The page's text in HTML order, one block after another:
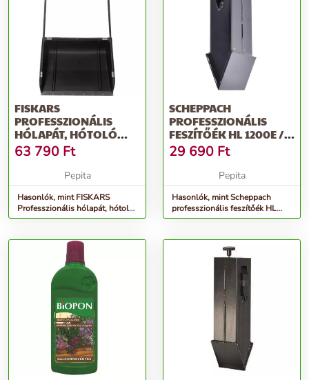
FISKARS
PROFESSZIONÁLIS
HÓLAPÁT, HÓTOLÓ
83CM
63 790 Ft
Pepita
Hasonlók, mint FISKARS
Professzionális hólapát, hótoló
83cm
SCHEPPACH
PROFESSZIONÁLIS
FESZÍTŐÉK HL 1200E /
HL 1010 / HL 1100...
29 690 Ft
Pepita
Hasonlók, mint Scheppach
professzionális feszítőék HL
1200e / HL 1010 / HL 1100...